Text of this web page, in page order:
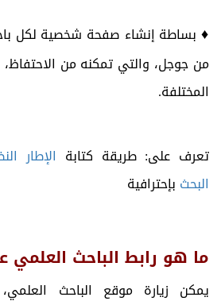
♦ بساطة إنشاء صفحة شخصية لكل
من جوجل، والتي تمكنه من الاحتفاظ،
المختلفة.
تعرف على: طريقة كتابة الإطار
البحث بإحترافية
ما هو رابط الباحث العلمي
يمكن زيارة موقع الباحث